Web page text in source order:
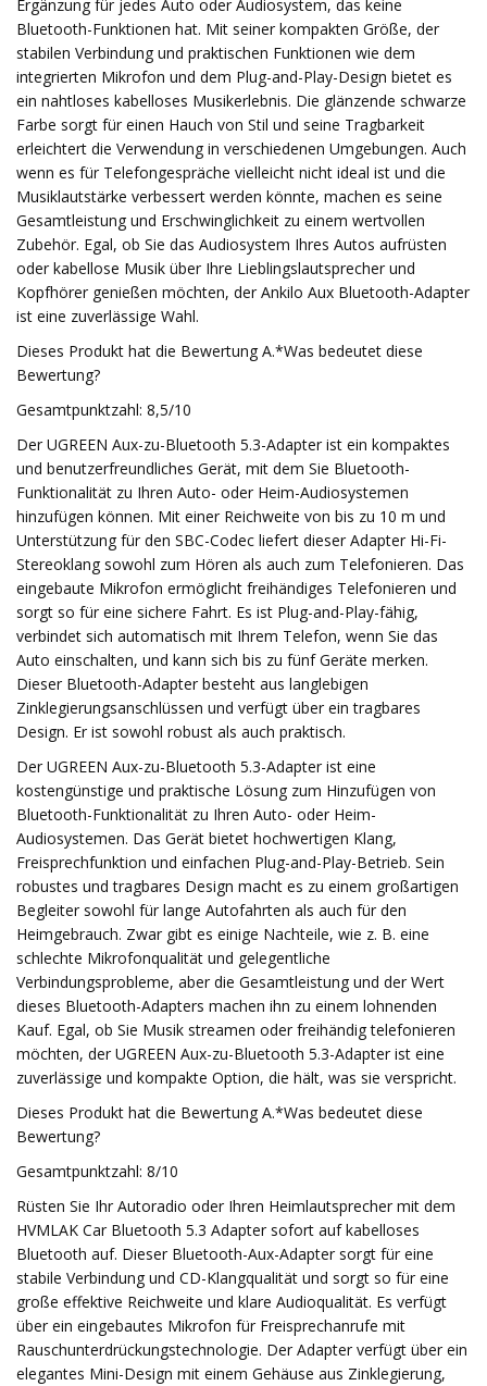
Ergänzung für jedes Auto oder Audiosystem, das keine
Bluetooth-Funktionen hat. Mit seiner kompakten Größe, der
stabilen Verbindung und praktischen Funktionen wie dem
integrierten Mikrofon und dem Plug-and-Play-Design bietet es
ein nahtloses kabelloses Musikerlebnis. Die glänzende schwarze
Farbe sorgt für einen Hauch von Stil und seine Tragbarkeit
erleichtert die Verwendung in verschiedenen Umgebungen. Auch
wenn es für Telefongespräche vielleicht nicht ideal ist und die
Musiklautstärke verbessert werden könnte, machen es seine
Gesamtleistung und Erschwinglichkeit zu einem wertvollen
Zubehör. Egal, ob Sie das Audiosystem Ihres Autos aufrüsten
oder kabellose Musik über Ihre Lieblingslautsprecher und
Kopfhörer genießen möchten, der Ankilo Aux Bluetooth-Adapter
ist eine zuverlässige Wahl.
Dieses Produkt hat die Bewertung A.*Was bedeutet diese
Bewertung?
Gesamtpunktzahl: 8,5/10
Der UGREEN Aux-zu-Bluetooth 5.3-Adapter ist ein kompaktes
und benutzerfreundliches Gerät, mit dem Sie Bluetooth-
Funktionalität zu Ihren Auto- oder Heim-Audiosystemen
hinzufügen können. Mit einer Reichweite von bis zu 10 m und
Unterstützung für den SBC-Codec liefert dieser Adapter Hi-Fi-
Stereoklang sowohl zum Hören als auch zum Telefonieren. Das
eingebaute Mikrofon ermöglicht freihändiges Telefonieren und
sorgt so für eine sichere Fahrt. Es ist Plug-and-Play-fähig,
verbindet sich automatisch mit Ihrem Telefon, wenn Sie das
Auto einschalten, und kann sich bis zu fünf Geräte merken.
Dieser Bluetooth-Adapter besteht aus langlebigen
Zinklegierungsanschlüssen und verfügt über ein tragbares
Design. Er ist sowohl robust als auch praktisch.
Der UGREEN Aux-zu-Bluetooth 5.3-Adapter ist eine
kostengünstige und praktische Lösung zum Hinzufügen von
Bluetooth-Funktionalität zu Ihren Auto- oder Heim-
Audiosystemen. Das Gerät bietet hochwertigen Klang,
Freisprechfunktion und einfachen Plug-and-Play-Betrieb. Sein
robustes und tragbares Design macht es zu einem großartigen
Begleiter sowohl für lange Autofahrten als auch für den
Heimgebrauch. Zwar gibt es einige Nachteile, wie z. B. eine
schlechte Mikrofonqualität und gelegentliche
Verbindungsprobleme, aber die Gesamtleistung und der Wert
dieses Bluetooth-Adapters machen ihn zu einem lohnenden
Kauf. Egal, ob Sie Musik streamen oder freihändig telefonieren
möchten, der UGREEN Aux-zu-Bluetooth 5.3-Adapter ist eine
zuverlässige und kompakte Option, die hält, was sie verspricht.
Dieses Produkt hat die Bewertung A.*Was bedeutet diese
Bewertung?
Gesamtpunktzahl: 8/10
Rüsten Sie Ihr Autoradio oder Ihren Heimlautsprecher mit dem
HVMLAK Car Bluetooth 5.3 Adapter sofort auf kabelloses
Bluetooth auf. Dieser Bluetooth-Aux-Adapter sorgt für eine
stabile Verbindung und CD-Klangqualität und sorgt so für eine
große effektive Reichweite und klare Audioqualität. Es verfügt
über ein eingebautes Mikrofon für Freisprechanrufe mit
Rauschunterdrückungstechnologie. Der Adapter verfügt über ein
elegantes Mini-Design mit einem Gehäuse aus Zinklegierung,